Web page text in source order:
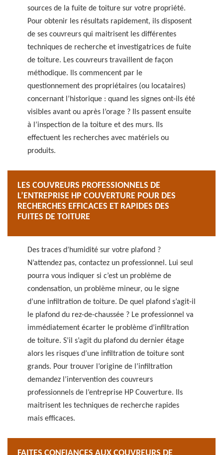
sources de la fuite de toiture sur votre propriété.
Pour obtenir les résultats rapidement, ils disposent
de ses couvreurs qui maitrisent les différentes
techniques de recherche et investigatrices de fuite
de toiture. Les couvreurs travaillent de façon
méthodique. Ils commencent par le
questionnement des propriétaires (ou locataires)
concernant l’historique : quand les signes ont-ils été
visibles avant ou après l’orage ? Ils passent ensuite
à l’inspection de la toiture et des murs. Ils
effectuent les recherches avec matériels ou
produits.
LES COUVREURS PROFESSIONNELS DE
L’ENTREPRISE HP COUVERTURE POUR DES
RECHERCHES EFFICACES ET RAPIDES DES
FUITES DE TOITURE
Des traces d’humidité sur votre plafond ?
N’attendez pas, contactez un professionnel. Lui seul
pourra vous indiquer si c’est un problème de
condensation, un problème mineur, ou le signe
d’une infiltration de toiture. De quel plafond s’agit-il
le plafond du rez-de-chaussée ? Le professionnel va
immédiatement écarter le problème d’infiltration
de toiture. S’il s’agit du plafond du dernier étage
alors les risques d’une infiltration de toiture sont
grands. Pour trouver l’origine de l’infiltration
demandez l’intervention des couvreurs
professionnels de l’entreprise HP Couverture. Ils
maitrisent les techniques de recherche rapides
mais efficaces.